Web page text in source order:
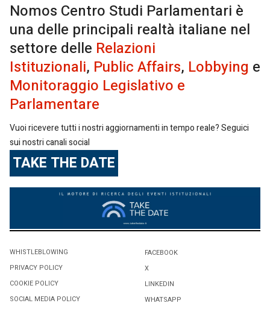
Nomos Centro Studi Parlamentari è
una delle principali realtà italiane nel
settore delle Relazioni
Istituzionali, Public Affairs, Lobbying e
Monitoraggio Legislativo e
Parlamentare
Vuoi ricevere tutti i nostri aggiornamenti in tempo reale? Seguici
sui nostri canali social
TAKE THE DATE
WHISTLEBLOWING
PRIVACY POLICY
COOKIE POLICY
SOCIAL MEDIA POLICY
FACEBOOK
X
LINKEDIN
WHATSAPP